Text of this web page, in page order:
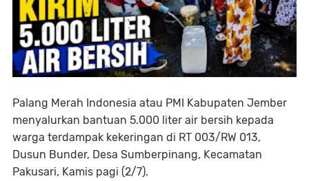
Palang Merah Indonesia atau PMI Kabupaten Jember
menyalurkan bantuan 5.000 liter air bersih kepada
warga terdampak kekeringan di RT 003/RW 013,
Dusun Bunder, Desa Sumberpinang, Kecamatan
Pakusari, Kamis pagi (2/7).